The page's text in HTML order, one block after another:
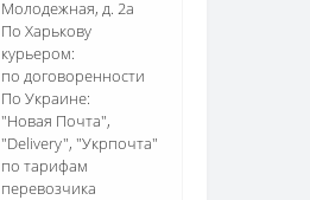
Молодежная, д. 2а
По Харькову
курьером:
по договоренности
По Украине:
"Новая Почта",
"Delivery", "Укрпочта"
по тарифам
перевозчика